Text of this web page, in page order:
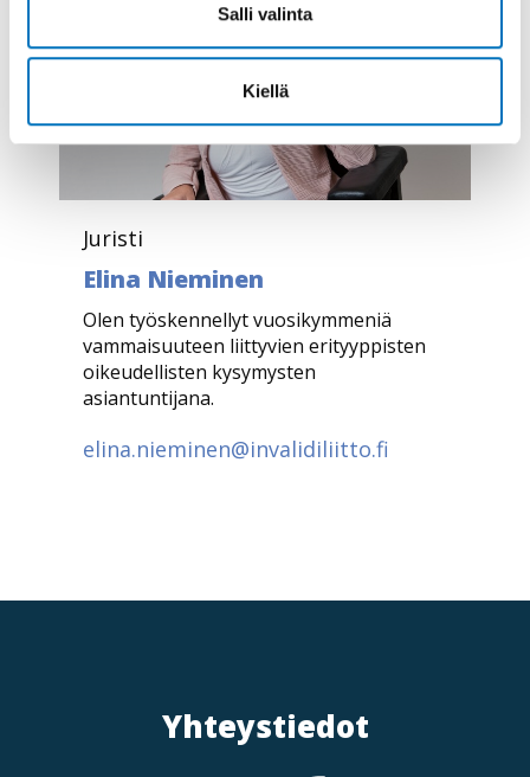
Salli valinta
Kiellä
Juristi
Elina Nieminen
Olen työskennellyt vuosikymmeniä
vammaisuuteen liittyvien erityyppisten
oikeudellisten kysymysten
asiantuntijana.
elina.nieminen@invalidiliitto.fi
Yhteystiedot